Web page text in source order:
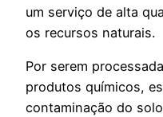
um serviço de alta
os recursos naturais.
Por serem
produtos químicos,
contaminação do